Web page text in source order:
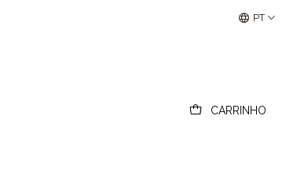
CARRINHO
Buscantiguidades - Leilões Colecionismo e PT
Planters